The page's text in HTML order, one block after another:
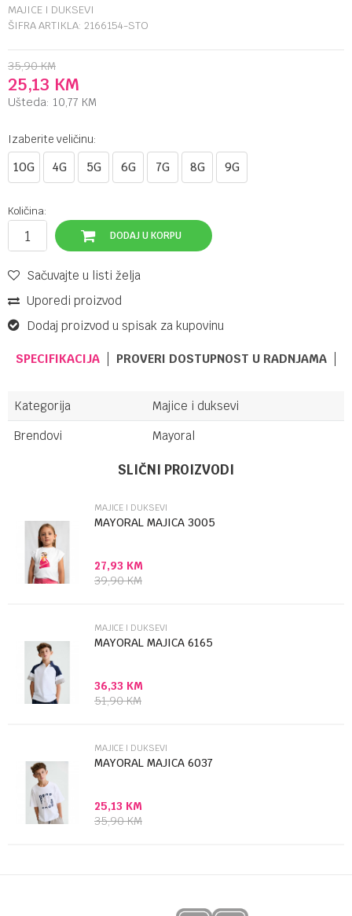
MAJICE I DUKSEVI
ŠIFRA ARTIKLA: 2166154-STO
35,90 KM
25,13 KM
Ušteda: 10,77 KM
Izaberite veličinu:
10G 4G 5G 6G 7G 8G 9G
Količina:
DODAJ U KORPU
Sačuvajte u listi želja
Uporedi proizvod
Dodaj proizvod u spisak za kupovinu
SPECIFIKACIJA PROVERI DOSTUPNOST U RADNJAMA
Kategorija
Majice i duksevi
Brendovi
Mayoral
Poruka
Anti-spam zaštita - izračunajte koliko je 9 - 4 :
SLIČNI PROIZVODI
MAJICE I DUKSEVI
MAYORAL MAJICA 3005
27,93 KM
39,90KM
MAJICE I DUKSEVI
MAYORAL MAJICA 6165
36,33 KM
51,90KM
MAJICE I DUKSEVI
MAYORAL MAJICA 6037
25,13 KM
35,90KM